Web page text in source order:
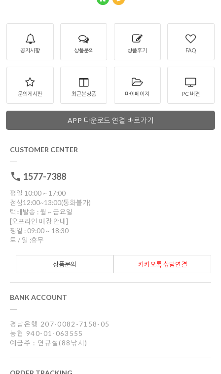
공지사항 상품문의 상품후기 FAQ
문의게시판 최근본상품 마이페이지 PC 버젼
APP 다운로드 연결 바로가기
CUSTOMER CENTER
1577-7388
평일 10:00 ~ 17:00
점심12:00~13:00(통화불가)
택배발송 : 월 ~ 금요일
[오프라인 매장 안내]
평일 : 09:00 ~ 18:30
토 / 일 :휴무
카카오톡 상담연결
상품문의
BANK ACCOUNT
경남은행 207-0082-7158-05
농협 940-01-063555
예금주 : 연규설(88낚시)